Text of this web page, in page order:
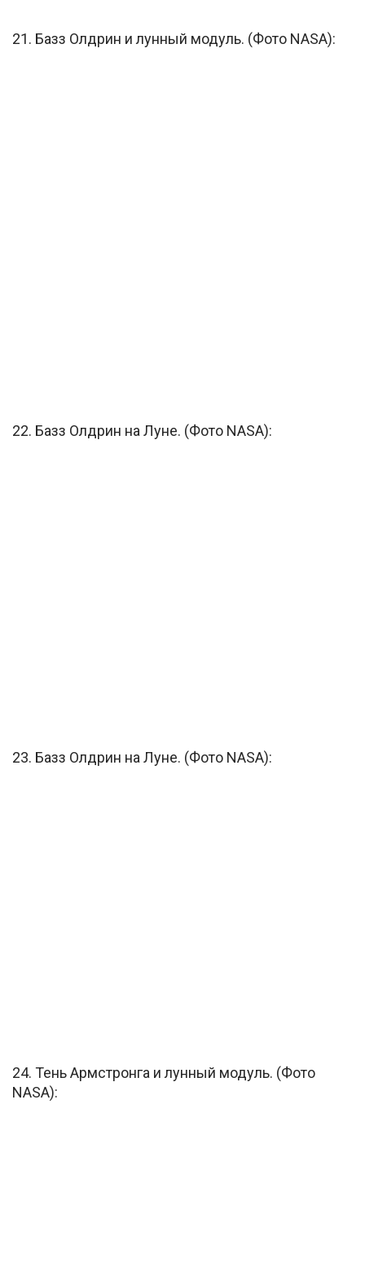
21. Базз Олдрин и лунный модуль. (Фото NASA):
22. Базз Олдрин на Луне. (Фото NASA):
23. Базз Олдрин на Луне. (Фото NASA):
24. Тень Армстронга и лунный модуль. (Фото
NASA):